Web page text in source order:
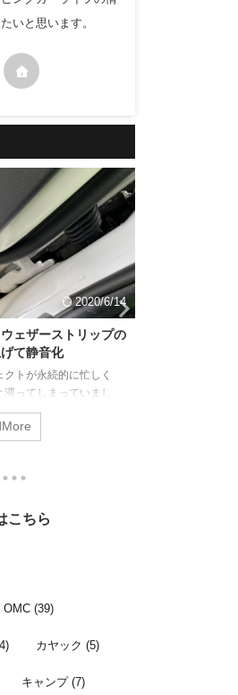
いと思います。
2020/6/14
ェザーストリップの
て静音化
トが永続的に忙しく
ってしまっていまし
々とでも更新していきた
くお願いします。 また全
思いますので、時間がな
思い切ったことをやれた
こちら
OMC (39)
カヤック (5)
キャンプ(7)